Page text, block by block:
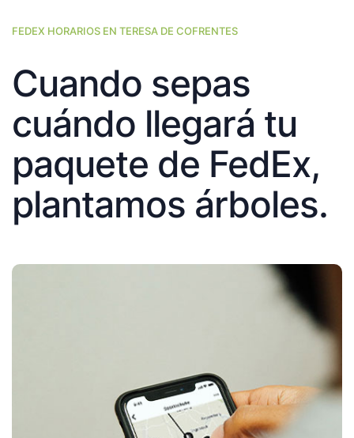
FEDEX HORARIOS EN TERESA DE COFRENTES
Cuando sepas
cuándo llegará tu
paquete de FedEx,
plantamos árboles.